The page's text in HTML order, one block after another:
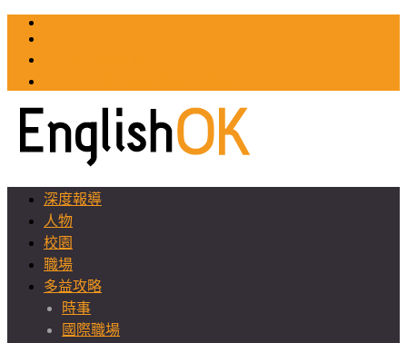
深度報導
人物
校園
職場
多益攻略
時事
國際職場